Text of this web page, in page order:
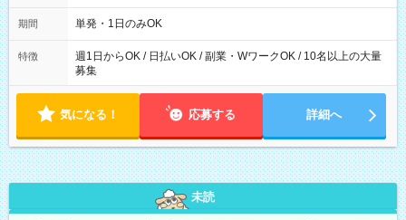
～21：00
期間 単発・1日のみOK
特徴
週1日からOK / 日払いOK / 副業・WワークOK / 10名以上の大量
募集
気になる！ 応募する 詳細へ
未読